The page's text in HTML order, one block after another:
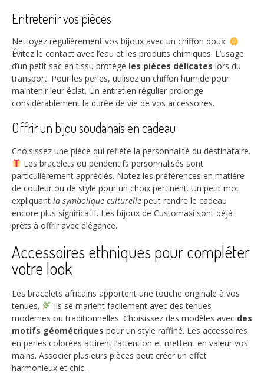
Entretenir vos pièces
Nettoyez régulièrement vos bijoux avec un chiffon doux.
Évitez le contact avec l’eau et les produits chimiques. L’usage
d’un petit sac en tissu protège les pièces délicates lors du
transport. Pour les perles, utilisez un chiffon humide pour
maintenir leur éclat. Un entretien régulier prolonge
considérablement la durée de vie de vos accessoires.
Offrir un bijou soudanais en cadeau
Choisissez une pièce qui reflète la personnalité du destinataire.
Les bracelets ou pendentifs personnalisés sont
particulièrement appréciés. Notez les préférences en matière
de couleur ou de style pour un choix pertinent. Un petit mot
expliquant la symbolique culturelle peut rendre le cadeau
encore plus significatif. Les bijoux de Customaxi sont déjà
prêts à offrir avec élégance.
Accessoires ethniques pour compléter
votre look
Les bracelets africains apportent une touche originale à vos
tenues.
Ils se marient facilement avec des tenues
modernes ou traditionnelles. Choisissez des modèles avec des
motifs géométriques pour un style raffiné. Les accessoires
en perles colorées attirent l’attention et mettent en valeur vos
mains. Associer plusieurs pièces peut créer un effet
harmonieux et chic.